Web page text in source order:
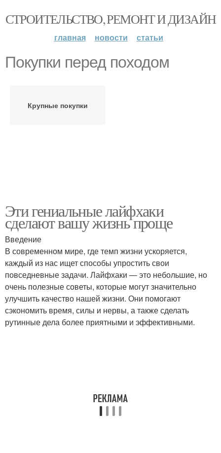
СТРОИТЕЛЬСТВО, РЕМОНТ И ДИЗАЙН
главная новости статьи
Покупки перед походом
Крупные покупки
Эти гениальные лайфхаки
сделают вашу жизнь проще
Введение
В современном мире, где темп жизни ускоряется,
каждый из нас ищет способы упростить свои
повседневные задачи. Лайфхаки — это небольшие, но
очень полезные советы, которые могут значительно
улучшить качество нашей жизни. Они помогают
сэкономить время, силы и нервы, а также сделать
рутинные дела более приятными и эффективными.